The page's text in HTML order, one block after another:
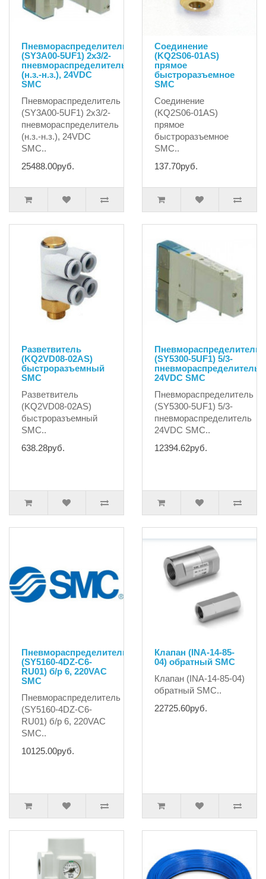
Пневмораспределитель
(SY3A00-5UF1) 2x3/2-
пневмораспределитель
(н.з.-н.з.), 24VDC
SMC
Пневмораспределитель
(SY3A00-5UF1) 2x3/2-
пневмораспределитель
(н.з.-н.з.), 24VDC
SMC..
25488.00руб.
Соединение
(KQ2S06-01AS)
прямое
быстроразъемное
SMC
Соединение
(KQ2S06-01AS)
прямое
быстроразъемное
SMC..
137.70руб.
Разветвитель
(KQ2VD08-02AS)
быстроразъемный
SMC
Разветвитель
(KQ2VD08-02AS)
быстроразъемный
SMC..
638.28руб.
Пневмораспределитель
(SY5300-5UF1) 5/3-
пневмораспределитель
24VDC SMC
Пневмораспределитель
(SY5300-5UF1) 5/3-
пневмораспределитель
24VDC SMC..
12394.62руб.
Пневмораспределитель
(SY5160-4DZ-C6-
RU01) б/р 6, 220VAC
SMC
Пневмораспределитель
(SY5160-4DZ-C6-
RU01) б/р 6, 220VAC
SMC..
10125.00руб.
Клапан (INA-14-85-
04) обратный SMC
Клапан (INA-14-85-04)
обратный SMC..
22725.60руб.